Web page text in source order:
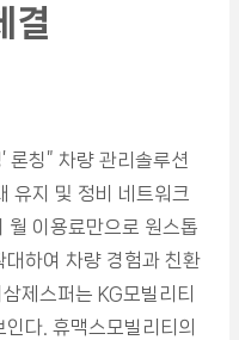
결
론칭” 차량 관리솔루션
유지 및 정비 네트워크
월 이용료만으로 원스톱
하여 차량 경험과 친환
제스퍼는 KG모빌리티
다. 휴맥스모빌리티의